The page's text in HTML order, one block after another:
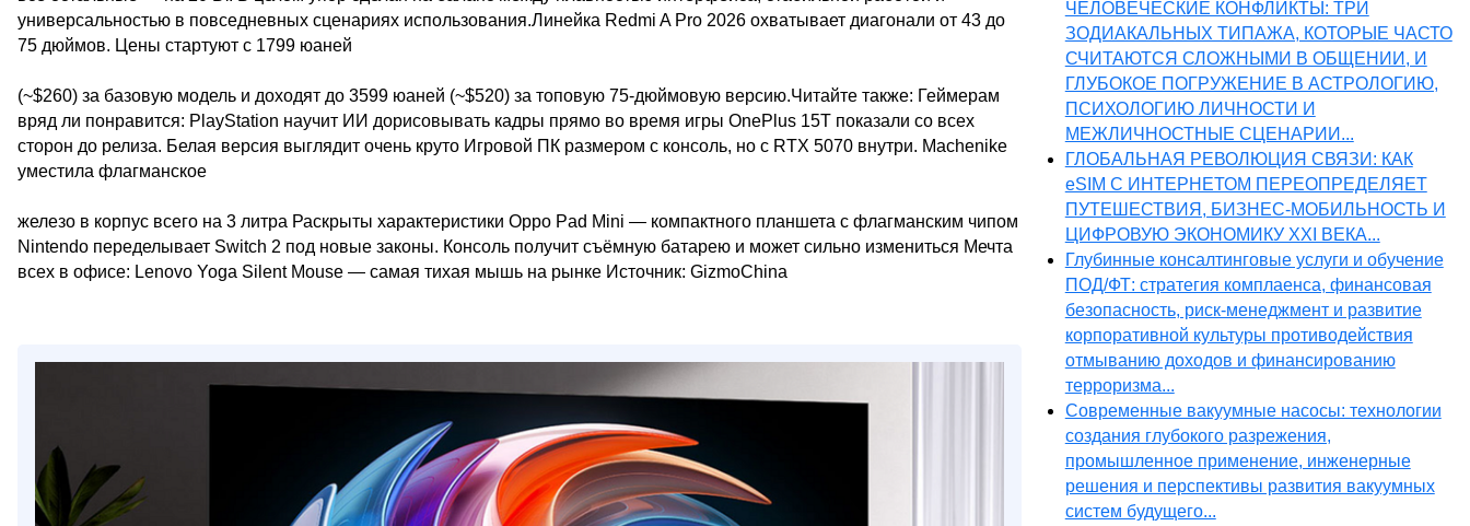
универсальностью в повседневных сценариях использования.Линейка Redmi A Pro 2026 охватывает диагонали от 43 до
75 дюймов. Цены стартуют с 1799 юаней
(~$260) за базовую модель и доходят до 3599 юаней (~$520) за топовую 75-дюймовую версию.Читайте также: Геймерам
вряд ли понравится: PlayStation научит ИИ дорисовывать кадры прямо во время игры OnePlus 15T показали со всех
сторон до релиза. Белая версия выглядит очень круто Игровой ПК размером с консоль, но с RTX 5070 внутри. Machenike
уместила флагманское
железо в корпус всего на 3 литра Раскрыты характеристики Oppo Pad Mini — компактного планшета с флагманским чипом
Nintendo переделывает Switch 2 под новые законы. Консоль получит съёмную батарею и может сильно измениться Мечта
всех в офисе: Lenovo Yoga Silent Mouse — самая тихая мышь на рынке Источник: GizmoChina
ЧЕЛОВЕЧЕСКИЕ КОНФЛИКТЫ: ТРИ
ЗОДИАКАЛЬНЫХ ТИПАЖА, КОТОРЫЕ ЧАСТО
СЧИТАЮТСЯ СЛОЖНЫМИ В ОБЩЕНИИ, И
ГЛУБОКОЕ ПОГРУЖЕНИЕ В АСТРОЛОГИЮ,
ПСИХОЛОГИЮ ЛИЧНОСТИ И
МЕЖЛИЧНОСТНЫЕ СЦЕНАРИИ...
ГЛОБАЛЬНАЯ РЕВОЛЮЦИЯ СВЯЗИ: КАК
eSIM С ИНТЕРНЕТОМ ПЕРЕОПРЕДЕЛЯЕТ
ПУТЕШЕСТВИЯ, БИЗНЕС-МОБИЛЬНОСТЬ И
ЦИФРОВУЮ ЭКОНОМИКУ XXI ВЕКА...
Глубинные консалтинговые услуги и обучение
ПОД/ФТ: стратегия комплаенса, финансовая
безопасность, риск-менеджмент и развитие
корпоративной культуры противодействия
отмыванию доходов и финансированию
терроризма...
Современные вакуумные насосы: технологии
создания глубокого разрежения,
промышленное применение, инженерные
решения и перспективы развития вакуумных
систем будущего...